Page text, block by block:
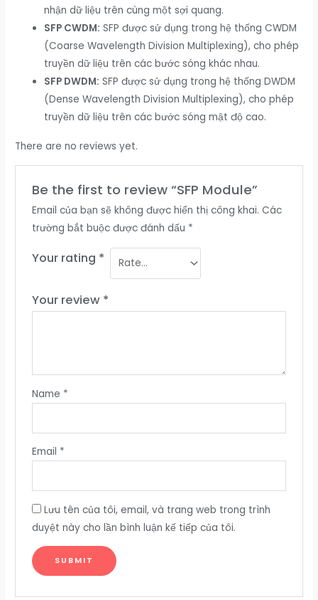
nhận dữ liệu trên cùng một sợi quang.
SFP CWDM: SFP được sử dụng trong hệ thống CWDM
(Coarse Wavelength Division Multiplexing), cho phép
truyền dữ liệu trên các bước sóng khác nhau.
SFP DWDM: SFP được sử dụng trong hệ thống DWDM
(Dense Wavelength Division Multiplexing), cho phép
truyền dữ liệu trên các bước sóng mật độ cao.
There are no reviews yet.
Be the first to review “SFP Module”
Email của bạn sẽ không được hiển thị công khai. Các
trường bắt buộc được đánh dấu *
Your rating *
Your review *
Name *
Email *
Lưu tên của tôi, email, và trang web trong trình
duyệt này cho lần bình luận kế tiếp của tôi.